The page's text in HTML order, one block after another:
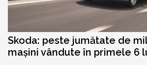
Skoda: peste jumătate de
mașini vândute în primele 6